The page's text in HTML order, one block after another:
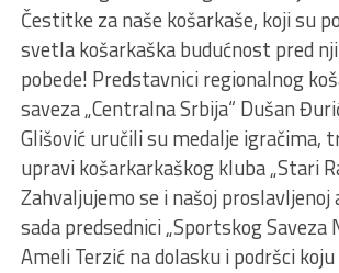
Čestitke za naše košarkaše, koji su
svetla košarkaška budućnost pred
pobede! Predstavnici regionalnog
saveza „Centralna Srbija“ Dušan
Glišović uručili su medalje igračima,
upravi košarkarkaškog kluba „Stari
Zahvaljujemo se i našoj
sada predsednici „Sportskog Saveza
Ameli Terzić na dolasku i podršci